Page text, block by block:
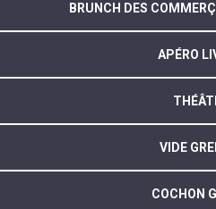
BRUNCH DES
APÉRO
VIDE
COCHON